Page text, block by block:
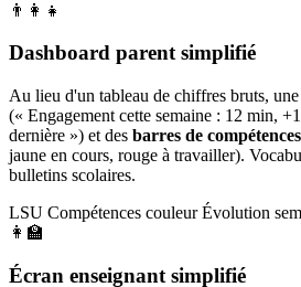
👨‍👩‍👧
Dashboard parent simplifié
Au lieu d'un tableau de chiffres bruts, une
(« Engagement cette semaine : 12 min,
dernière ») et des barres de
jaune en cours, rouge à travailler).
bulletins scolaires.
LSU Compétences couleur Évolution
👩‍🏫
Écran enseignant simplifié